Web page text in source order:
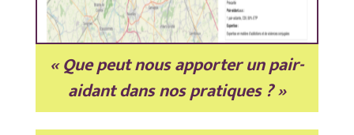
« Que peut nous apporter un pair-
aidant dans nos pratiques ? »